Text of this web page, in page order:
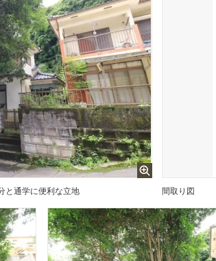
と通学に便利な立地 間取り図